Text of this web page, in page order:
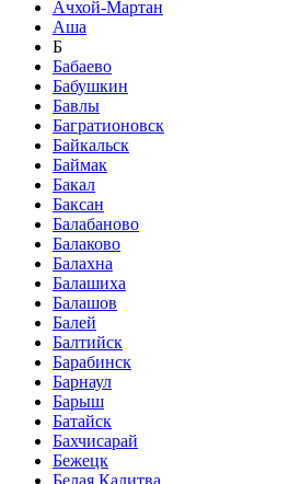
Ачхой-Мартан
Аша
Б
Бабаево
Бабушкин
Бавлы
Багратионовск
Байкальск
Баймак
Бакал
Баксан
Балабаново
Балаково
Балахна
Балашиха
Балашов
Балей
Балтийск
Барабинск
Барнаул
Барыш
Батайск
Бахчисарай
Бежецк
Белая Калитва